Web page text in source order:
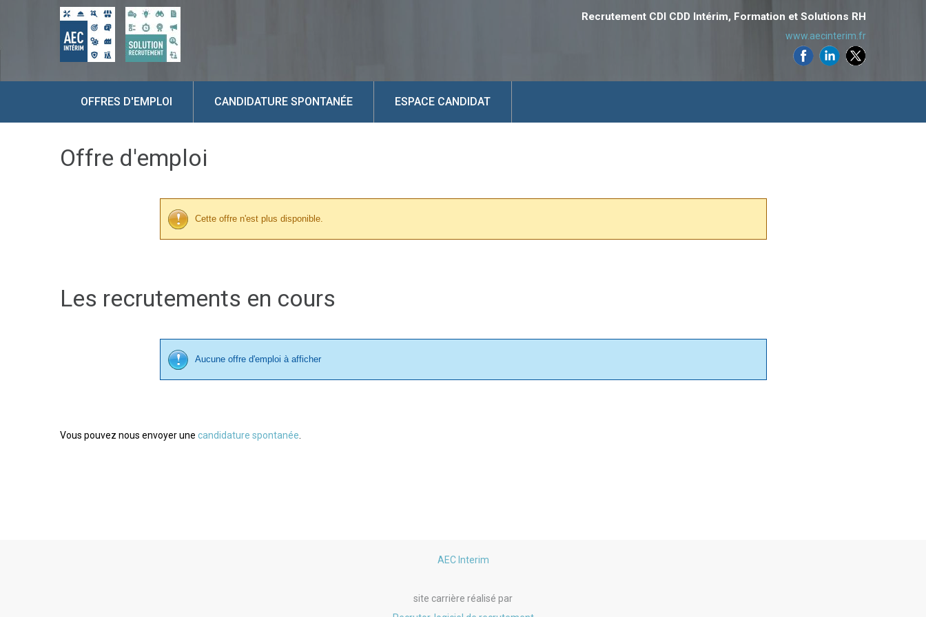
Recrutement CDI CDD Intérim, Formation et Solutions RH
www.aecinterim.fr
OFFRES D'EMPLOI CANDIDATURE SPONTANÉE ESPACE CANDIDAT
Offre d'emploi
Cette offre n'est plus disponible.
Les recrutements en cours
Aucune offre d'emploi à afficher
Vous pouvez nous envoyer une candidature spontanée
AEC Interim
site carrière réalisé par